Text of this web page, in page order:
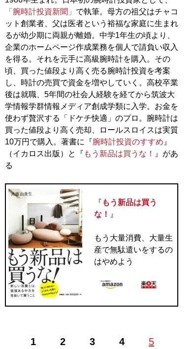
「腕時計投資新聞」 で執筆。母方の祖父はチャコ
ット創業者、父は医者という裕福な家庭に生まれ
るが幼少期に両親が離婚。中学1年生の頃より、
企業のホームページ作成業務を個人で請負い収入
を得る。それを元手に高級腕時計を購入。その
頃、買った値段より高く売る腕時計投資を考案
し、時計の売買で資金を増やしていく。高校卒業
後は就職、5年間の社会人経験を経てから筑波大
学情報学群情報メディア創成学類に入学。お金を
使わず贅沢する「ドケチ快適」のプロ。腕時計は
買った値段より高く売却、ロールスロイスは実質
10万円で購入。著書に『腕時計投資のすすめ 』
（イカロス出版）と『 もう新品は買うな！
』があ
る
『 もう新品は買う
な！ 』
もう大量消費、大量生
産で無駄遣いをするの
はやめよう
1 2 3 4 5